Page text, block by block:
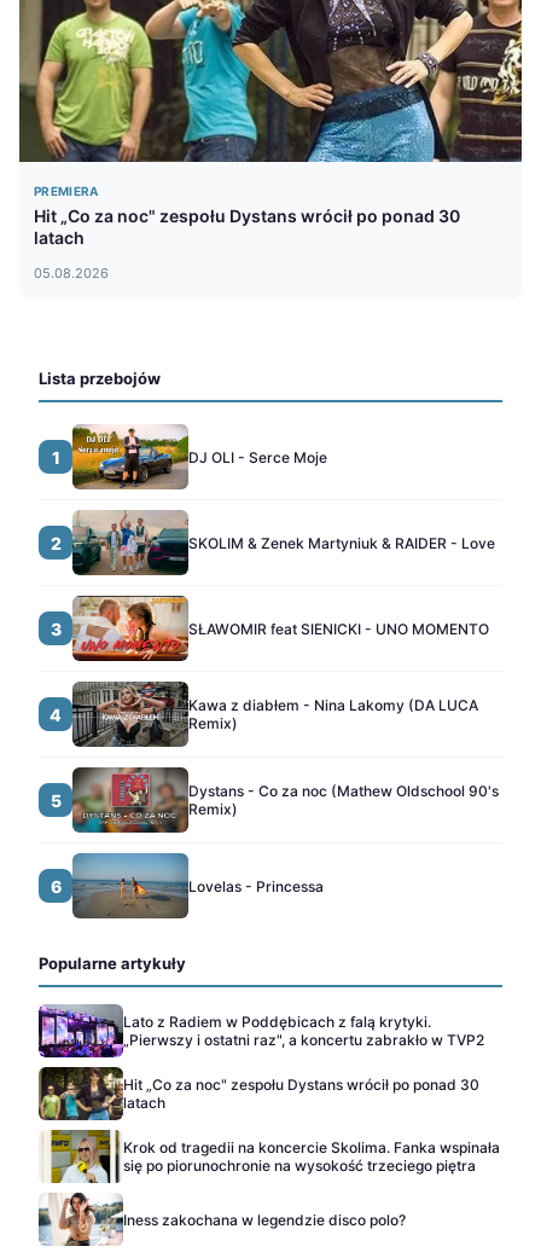
PREMIERA
Hit „Co za noc" zespołu Dystans wrócił po ponad 30
latach
05.08.2026
Lista przebojów
1 DJ OLI - Serce Moje
2 SKOLIM & Zenek Martyniuk & RAIDER - Love
3 SŁAWOMIR feat SIENICKI - UNO MOMENTO
4
Kawa z diabłem - Nina Lakomy (DA LUCA
Remix)
5
Dystans - Co za noc (Mathew Oldschool 90's
Remix)
6 Lovelas - Princessa
Popularne artykuły
Lato z Radiem w Poddębicach z falą krytyki.
„Pierwszy i ostatni raz", a koncertu zabrakło w TVP2
Hit „Co za noc" zespołu Dystans wrócił po ponad 30
latach
Krok od tragedii na koncercie Skolima. Fanka wspinała
się po piorunochronie na wysokość trzeciego piętra
Iness zakochana w legendzie disco polo?